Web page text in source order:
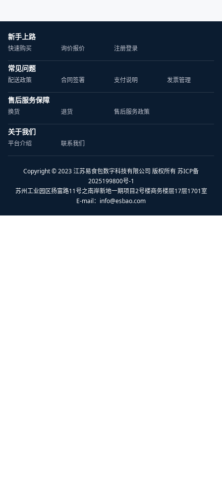
新手上路
快速购买 询价报价 注册登录
常见问题
配送政策 合同签署 支付说明 发票管理
售后服务保障
换货 退货 售后服务政策
关于我们
平台介绍 联系我们
Copyright © 2023 江苏易食包数字科技有限公司 版权所有 苏ICP备
2025199800号-1
苏州工业园区扬富路11号之南岸新地一期项目2号楼商务楼层17层1701室
E-mail： info@esbao.com